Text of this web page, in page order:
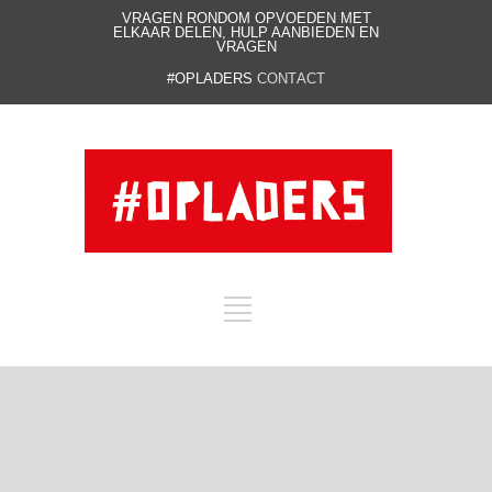
VRAGEN RONDOM OPVOEDEN MET
ELKAAR DELEN, HULP AANBIEDEN EN
VRAGEN
#OPLADERS CONTACT